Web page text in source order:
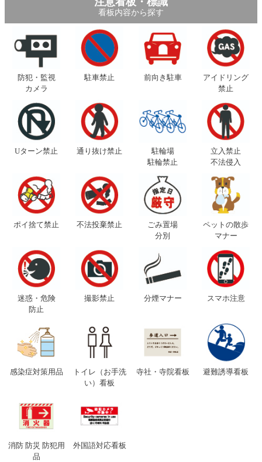
看板内容から探す
防犯・監視
カメラ
駐車禁止 前向き駐車
アイドリング
禁止
Uターン禁止 通り抜け禁止
駐輪場
駐輪禁止
立入禁止
不法侵入
ポイ捨て禁止 不法投棄禁止
ごみ置場
分別
ペットの散歩
マナー
迷惑・危険
防止
撮影禁止 分煙マナー スマホ注意
感染症対策用品
トイレ（お手洗
い）看板
寺社・寺院看板 避難誘導看板
消防 防災 防犯用
品
外国語対応看板